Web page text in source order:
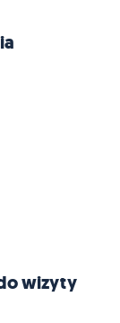
wizyty